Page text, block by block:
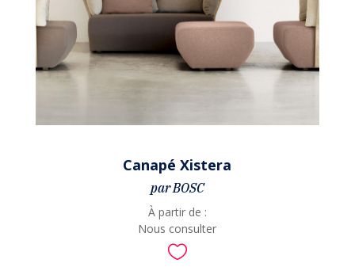
Canapé Xistera
par BOSC
À partir de :
Nous consulter
